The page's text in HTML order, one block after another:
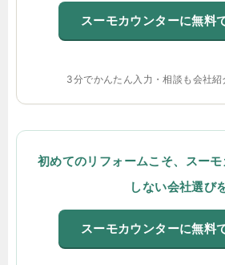
スーモカウンターに無料
3分でかんたん入力・相談も会社
初めてのリフォームこそ、スー
しない会社選び
スーモカウンターに無料